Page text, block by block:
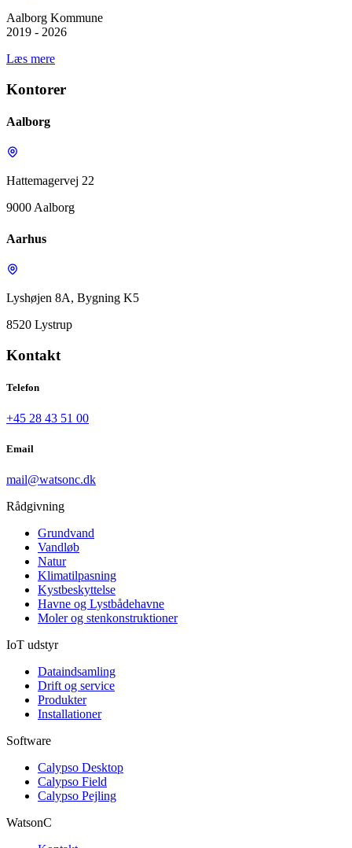
Aalborg Kommune
2019 - 2026
Læs mere
Kontorer
Aalborg
Hattemagervej 22
9000 Aalborg
Aarhus
Lyshøjen 8A, Bygning K5
8520 Lystrup
Kontakt
Telefon
+45 28 43 51 00
Email
mail@watsonc.dk
Rådgivning
Grundvand
Vandløb
Natur
Klimatilpasning
Kystbeskyttelse
Havne og Lystbådehavne
Moler og stenkonstruktioner
IoT udstyr
Dataindsamling
Drift og service
Produkter
Installationer
Software
Calypso Desktop
Calypso Field
Calypso Pejling
WatsonC